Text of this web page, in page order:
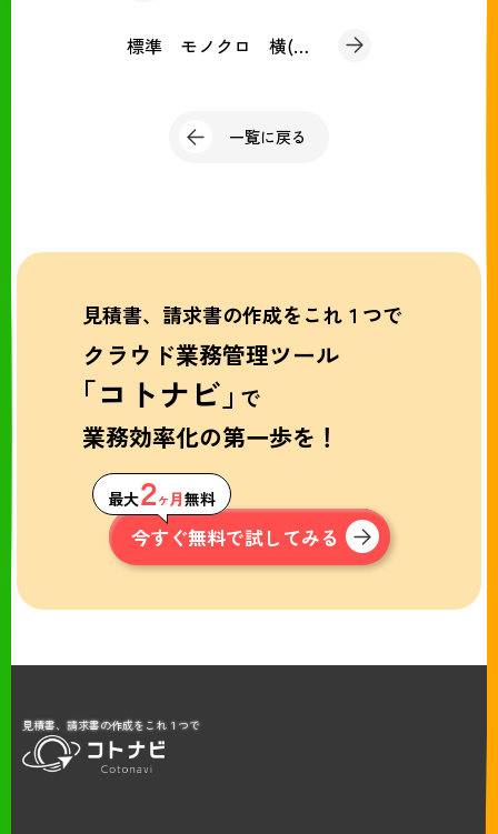
標準 モノクロ 横(発注書 購買)
一覧に戻る
見積書、請求書の作成をこれ１つで
クラウド業務管理ツール
「コトナビ」で
業務効率化の第一歩を！
最大２ヶ月無料
今すぐ無料で試してみる
見積書、請求書の作成をこれ１つで